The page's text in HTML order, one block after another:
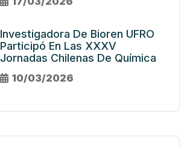
Investigadora De Bioren UFRO
Participó En Las XXXV
Jornadas Chilenas De Química
10/03/2026